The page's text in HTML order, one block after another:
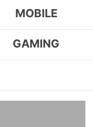
MOBILE
GAMING